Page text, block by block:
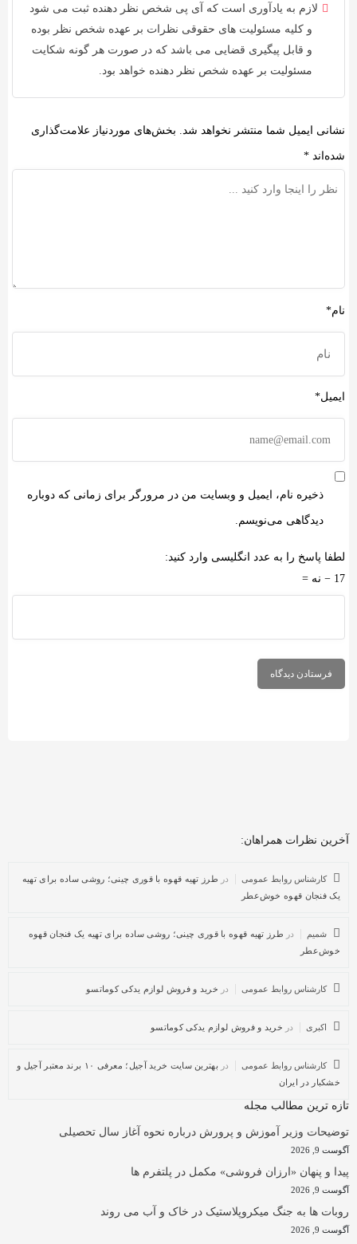
لازم به یادآوری است که آی پی شخص نظر دهنده ثبت می شود
و کلیه مسئولیت های حقوقی نظرات بر عهده شخص نظر بوده
و قابل پیگیری قضایی می باشد که در صورت هر گونه شکایت
مسئولیت بر عهده شخص نظر دهنده خواهد بود.
نشانی ایمیل شما منتشر نخواهد شد. بخش‌های موردنیاز علامت‌گذاری
شده‌اند *
نام*
ایمیل*
ذخیره نام، ایمیل و وبسایت من در مرورگر برای زمانی که دوباره
دیدگاهی می‌نویسم.
لطفا پاسخ را به عدد انگلیسی وارد کنید:
17 − نه =
آخرین نظرات همراهان:
کارشناس روابط عمومی در طرز تهیه قهوه با قوری چینی؛ روشی ساده برای تهیه
یک فنجان قهوه خوش‌عطر
شمیم در طرز تهیه قهوه با قوری چینی؛ روشی ساده برای تهیه یک فنجان قهوه
خوش‌عطر
کارشناس روابط عمومی در خرید و فروش لوازم یدکی کوماتسو
اکبری در خرید و فروش لوازم یدکی کوماتسو
کارشناس روابط عمومی در
بهترین سایت خرید آجیل؛ معرفی ۱۰ برند معتبر آجیل و
خشکبار در ایران
تازه ترین مطالب مجله
توضیحات وزیر آموزش و پرورش درباره نحوه آغاز سال تحصیلی
آگوست 9, 2026
پیدا و پنهان «ارزان فروشی» مکمل در پلتفرم ها
آگوست 9, 2026
روبات ها به جنگ میکروپلاستیک در خاک و آب می روند
آگوست 9, 2026